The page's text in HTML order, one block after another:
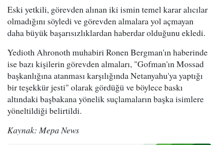
Eski yetkili, görevden alınan iki ismin temel karar alıcılar
olmadığını söyledi ve görevden almalara yol açmayan
daha büyük başarısızlıklardan haberdar olduğunu ekledi.
Yedioth Ahronoth muhabiri Ronen Bergman'ın haberinde
ise bazı kişilerin görevden almaları, "Gofman'ın Mossad
başkanlığına atanması karşılığında Netanyahu'ya yaptığı
bir teşekkür jesti" olarak gördüğü ve böylece baskı
altındaki başbakana yönelik suçlamaların başka isimlere
yöneltildiği belirtildi.
Kaynak: Mepa News